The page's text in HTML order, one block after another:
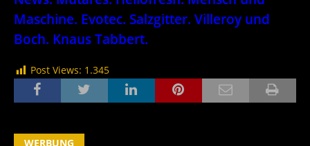
Maschine. Evotec. Salzgitter. Villeroy und
Boch. Knaus Tabbert.
Post Views: 1.345
WERBUNG